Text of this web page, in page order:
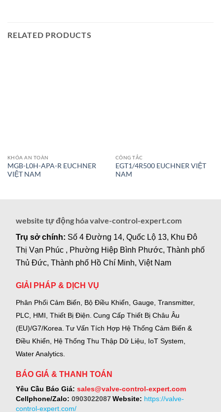
RELATED PRODUCTS
KHÓA AN TOÀN
MGB-L0H-APA-R EUCHNER
VIỆT NAM
CÔNG TẮC
EGT1/4R500 EUCHNER VIỆT
NAM
website tự động hóa valve-control-expert.com
Trụ sở chính: Số 4 Đường 14, Quốc Lộ 13, Khu Đô
Thị Vạn Phúc , Phường Hiệp Bình Phước, Thành phố
Thủ Đức, Thành phố Hồ Chí Minh, Việt Nam
GIẢI PHÁP & DỊCH VỤ
Phân Phối Cảm Biến, Bộ Điều Khiển, Gauge, Transmitter,
PLC, HMI, Thiết Bị Điện. Cung Cấp Thiết Bị Châu Âu
(EU)/G7/Korea. Tư Vấn Tích Hợp Hệ Thống Cảm Biến &
Điều Khiển, Hệ Thống Thu Thập Dữ Liệu, IoT System,
Water Analytics.
BÁO GIÁ & THANH TOÁN
Yêu Cầu Báo Giá: sales@valve-control-expert.com
Cellphone/Zalo: 0903022087 Website: https://valve-
control-expert.com/